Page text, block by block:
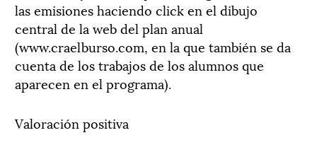
las emisiones haciendo click en el dibujo
central de la web del plan anual
(www.craelburso.com, en la que también se da
cuenta de los trabajos de los alumnos que
aparecen en el programa).
Valoración positiva